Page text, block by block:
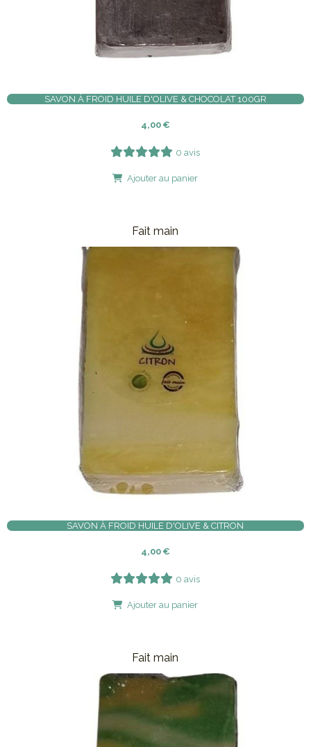
SAVON À FROID HUILE D'OLIVE & CHOCOLAT 100GR
4,00€
0 avis
Ajouter au panier
Fait main
SAVON À FROID HUILE D'OLIVE & CITRON
4,00€
0 avis
Ajouter au panier
Fait main